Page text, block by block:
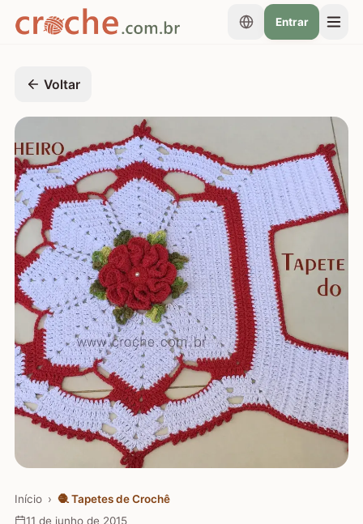
Entrar
Voltar
Início › 🧶 Tapetes de Crochê
11 de junho de 2015